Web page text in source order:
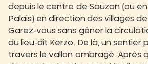
depuis le centre de Sauzon (ou
Palais) en direction des villages de
Garez-vous sans gêner la
du lieu-dit Kerzo. De là, un sentier
travers le vallon ombragé. Après